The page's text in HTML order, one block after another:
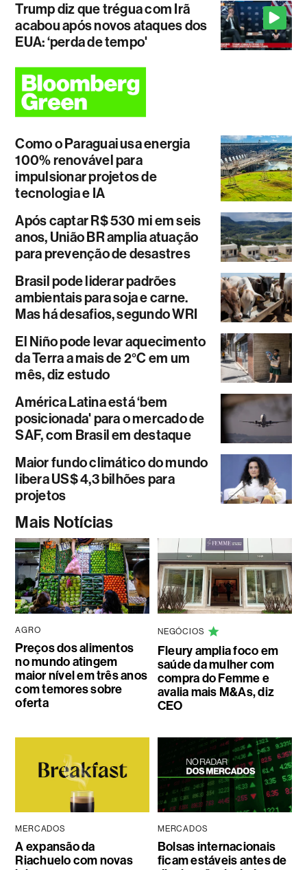
Trump diz que trégua com Irã
acabou após novos ataques dos
EUA: ‘perda de tempo'
Como o Paraguai usa energia
100% renovável para
impulsionar projetos de
tecnologia e IA
Após captar R$ 530 mi em seis
anos, União BR amplia atuação
para prevenção de desastres
Brasil pode liderar padrões
ambientais para soja e carne.
Mas há desafios, segundo WRI
El Niño pode levar aquecimento
da Terra a mais de 2°C em um
mês, diz estudo
América Latina está ‘bem
posicionada' para o mercado de
SAF, com Brasil em destaque
Maior fundo climático do mundo
libera US$ 4,3 bilhões para
projetos
Mais Notícias
AGRO
Preços dos alimentos
no mundo atingem
maior nível em três anos
com temores sobre
oferta
NEGÓCIOS
Fleury amplia foco em
saúde da mulher com
compra do Femme e
avalia mais M&As, diz
CEO
MERCADOS
A expansão da
Riachuelo com novas
MERCADOS
Bolsas internacionais
ficam estáveis antes de